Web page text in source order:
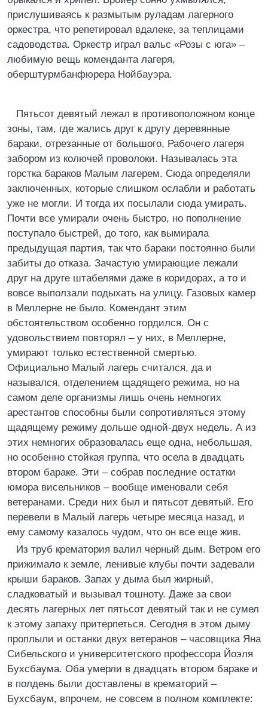
прислушиваясь к размытым руладам лагерного
оркестра, что репетировал вдалеке, за теплицами
садоводства. Оркестр играл вальс «Розы с юга» –
любимую вещь коменданта лагеря,
оберштурмбанфюрера Нойбауэра.
Пятьсот девятый лежал в противоположном конце
зоны, там, где жались друг к другу деревянные
бараки, отрезанные от большого, Рабочего лагеря
забором из колючей проволоки. Называлась эта
горстка бараков Малым лагерем. Сюда определяли
заключенных, которые слишком ослабли и работать
уже не могли. И тогда их посылали сюда умирать.
Почти все умирали очень быстро, но пополнение
поступало быстрей, до того, как вымирала
предыдущая партия, так что бараки постоянно были
забиты до отказа. Зачастую умирающие лежали
друг на друге штабелями даже в коридорах, а то и
вовсе выползали подыхать на улицу. Газовых камер
в Меллерне не было. Комендант этим
обстоятельством особенно гордился. Он с
удовольствием повторял – у них, в Меллерне,
умирают только естественной смертью.
Официально Малый лагерь считался, да и
назывался, отделением щадящего режима, но на
самом деле организмы лишь очень немногих
арестантов способны были сопротивляться этому
щадящему режиму дольше одной-двух недель. А из
этих немногих образовалась еще одна, небольшая,
но особенно стойкая группа, что осела в двадцать
втором бараке. Эти – собрав последние остатки
юмора висельников – вообще именовали себя
ветеранами. Среди них был и пятьсот девятый. Его
перевели в Малый лагерь четыре месяца назад, и
ему самому казалось чудом, что он все еще жив.
Из труб крематория валил черный дым. Ветром его
прижимало к земле, ленивые клубы почти задевали
крыши бараков. Запах у дыма был жирный,
сладковатый и вызывал тошноту. Даже за свои
десять лагерных лет пятьсот девятый так и не сумел
к этому запаху притерпеться. Сегодня в этом дыму
проплыли и останки двух ветеранов – часовщика Яна
Сибельского и университетского профессора Йоэля
Бухсбаума. Оба умерли в двадцать втором бараке и
в полдень были доставлены в крематорий –
Бухсбаум, впрочем, не совсем в полном комплекте: